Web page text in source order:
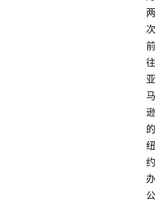
两
次
前
往
亚
马
逊
的
纽
约
办
公